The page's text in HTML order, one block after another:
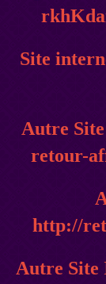
Site
Autre
retour-
http://
Autre Site